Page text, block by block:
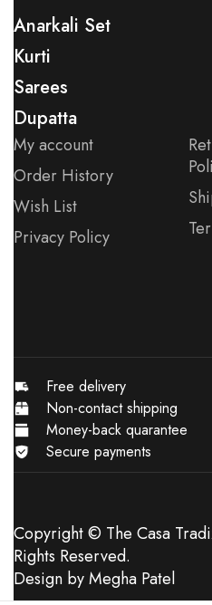
Anarkali Set
Kurti
Sarees
Dupatta
My account
Order History
Wish List
Privacy Policy
Free delivery
Non-contact shipping
Money-back quarantee
Secure payments
Copyright © The Casa
Rights Reserved.
Design byMegha Patel